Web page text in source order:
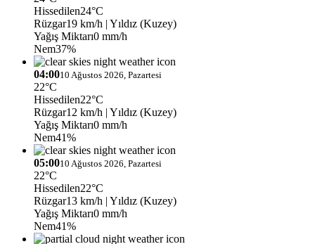
Hissedilen24°C
Rüzgar19 km/h | Yıldız (Kuzey)
Yağış Miktarı0 mm/h
Nem37%
04:0010 Ağustos 2026, Pazartesi
22°C
Hissedilen22°C
Rüzgar12 km/h | Yıldız (Kuzey)
Yağış Miktarı0 mm/h
Nem41%
05:0010 Ağustos 2026, Pazartesi
22°C
Hissedilen22°C
Rüzgar13 km/h | Yıldız (Kuzey)
Yağış Miktarı0 mm/h
Nem41%